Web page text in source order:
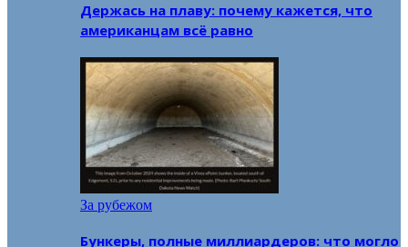
Держась на плаву: почему кажется, что
американцам всё равно
За рубежом
Бункеры, полные миллиардеров: что могло